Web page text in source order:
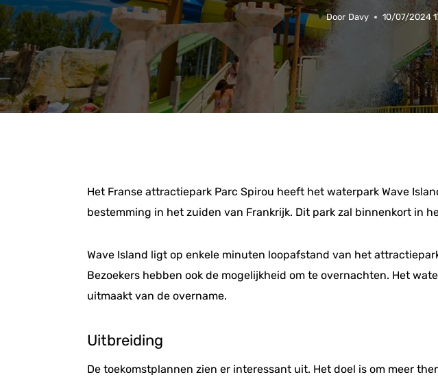
Door Davy 10/07/2024
Het Franse attractiepark Parc Spirou heeft het waterpark Wave
bestemming in het zuiden van Frankrijk. Dit park zal binnenkort in
Wave Island ligt op enkele minuten loopafstand van het
Bezoekers hebben ook de mogelijkheid om te overnachten. Het
uitmaakt van de overname.
Uitbreiding
De toekomstplannen zien er interessant uit. Het doel is om meer